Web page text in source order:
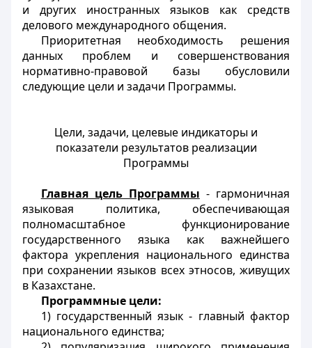
и других иностранных языков как средств
делового международного общения.
Приоритетная необходимость решения
данных проблем и совершенствования
нормативно-правовой базы обусловили
следующие цели и задачи Программы.
Цели, задачи, целевые индикаторы и
показатели результатов реализации
Программы
Главная цель Программы - гармоничная
языковая политика, обеспечивающая
полномасштабное функционирование
государственного языка как важнейшего
фактора укрепления национального единства
при сохранении языков всех этносов, живущих
в Казахстане.
Программные цели:
1) государственный язык - главный фактор
национального единства;